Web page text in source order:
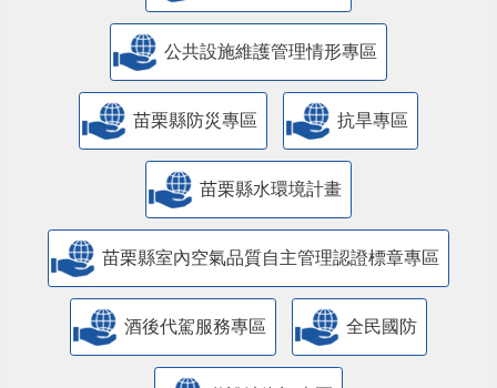
​公共設施維護管理情形專區
苗栗縣防災專區 抗旱專區
苗栗縣水環境計畫
苗栗縣室內空氣品質自主管理認證標章專區
酒後代駕服務專區 全民國防